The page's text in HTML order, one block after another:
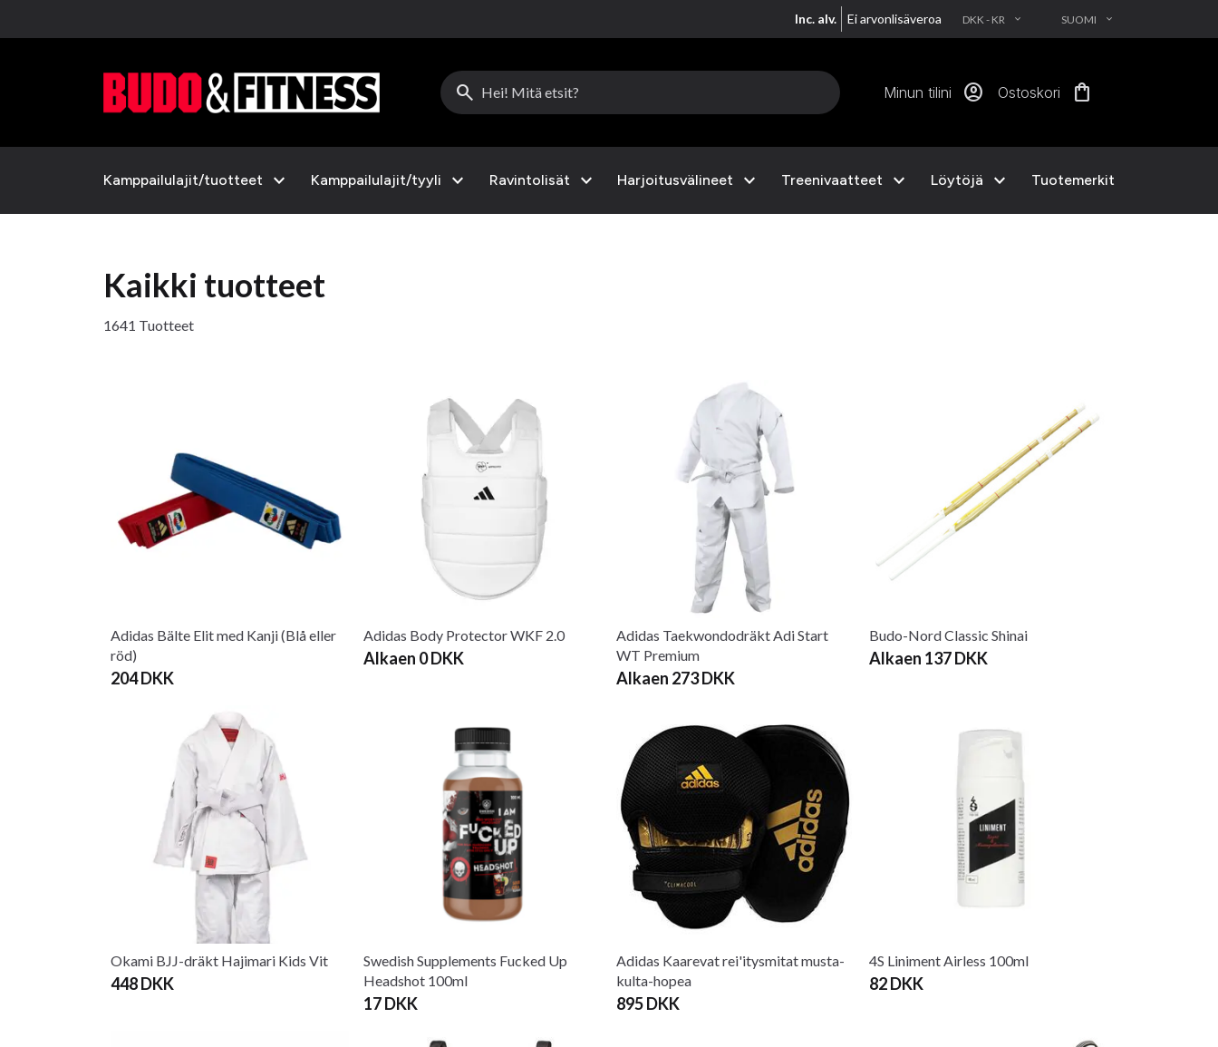
Inc. alv. Ei arvonlisäveroa DKK - KR EXPAND_MORE SUOMI EXPAND_MORE
search Minun tilini account_circle Ostoskori shopping_bag
Kamppailulajit/tuotteet expand_more Kamppailulajit/tyyli expand_more Ravintolisät expand_more Harjoitusvälineet expand_more Treenivaatteet expand_more Löytöjä expand_more Tuotemerkit
Kaikki tuotteet
1641 Tuotteet
Adidas Bälte Elit med Kanji (Blå eller
röd)
204 DKK
Adidas Body Protector WKF 2.0
Alkaen 0 DKK
Adidas Taekwondodräkt Adi Start
WT Premium
Alkaen 273 DKK
Budo-Nord Classic Shinai
Alkaen 137 DKK
Okami BJJ-dräkt Hajimari Kids Vit
448 DKK
Swedish Supplements Fucked Up
Headshot 100ml
17 DKK
Adidas Kaarevat rei'itysmitat musta-
kulta-hopea
895 DKK
4S Liniment Airless 100ml
82 DKK